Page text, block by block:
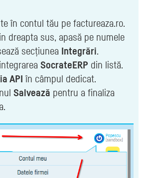
în contul tău pe factureaza.ro.
dreapta sus, apasă pe numele
secțiunea Integrări.
SocrateERP din listă.
API în câmpul dedicat.
Salvează pentru a finaliza